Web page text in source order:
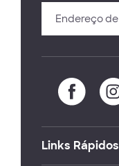
Links Rápidos